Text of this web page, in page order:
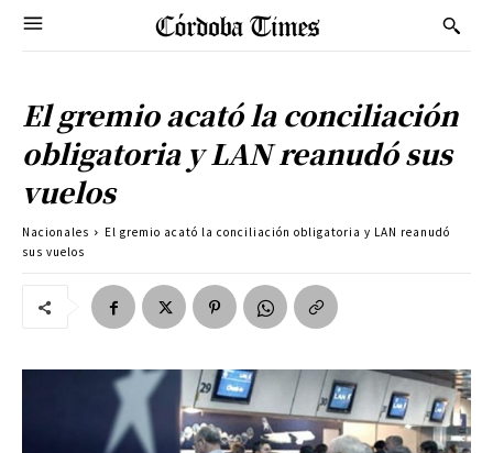
El gremio acató la conciliación
obligatoria y LAN reanudó sus
vuelos
Nacionales
El gremio acató la conciliación obligatoria y LAN reanudó
sus vuelos